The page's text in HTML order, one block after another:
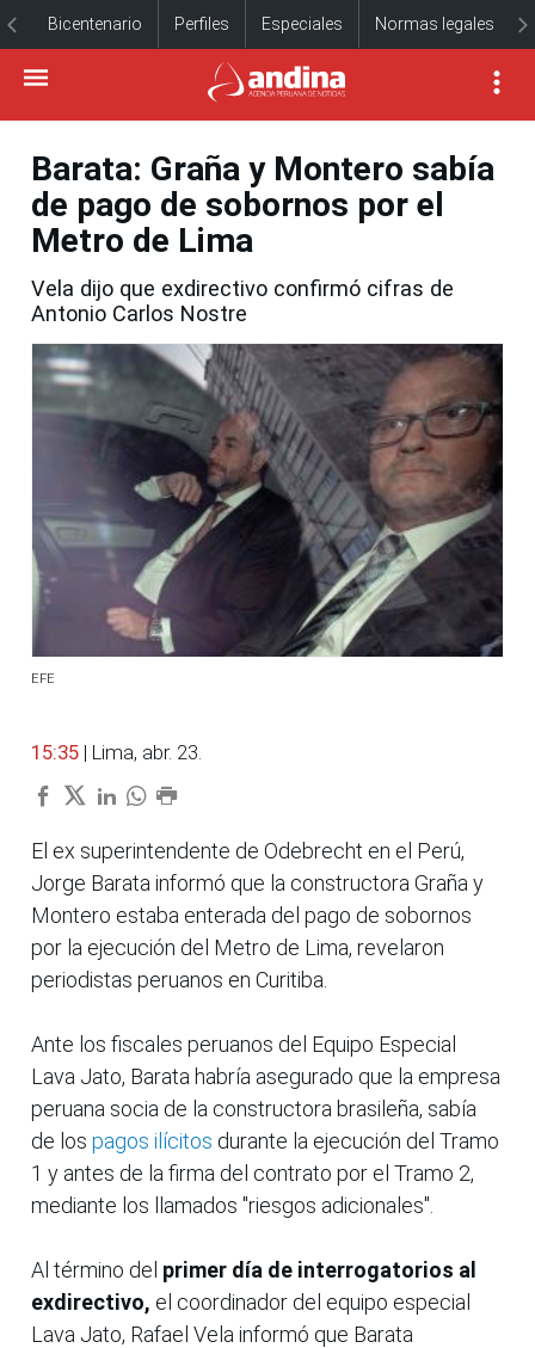
Bicentenario Perfiles Especiales Normas legales
Barata: Graña y Montero sabía
de pago de sobornos por el
Metro de Lima
Vela dijo que exdirectivo confirmó cifras de
Antonio Carlos Nostre
EFE
15:35 | Lima, abr. 23.
El ex superintendente de Odebrecht en el Perú,
Jorge Barata informó que la constructora Graña y
Montero estaba enterada del pago de sobornos
por la ejecución del Metro de Lima, revelaron
periodistas peruanos en Curitiba.
Ante los fiscales peruanos del Equipo Especial
Lava Jato, Barata habría asegurado que la empresa
peruana socia de la constructora brasileña, sabía
de los pagos ilícitos durante la ejecución del Tramo
1 y antes de la firma del contrato por el Tramo 2,
mediante los llamados "riesgos adicionales".
Al término del primer día de interrogatorios al
exdirectivo, el coordinador del equipo especial
Lava Jato, Rafael Vela informó que Barata